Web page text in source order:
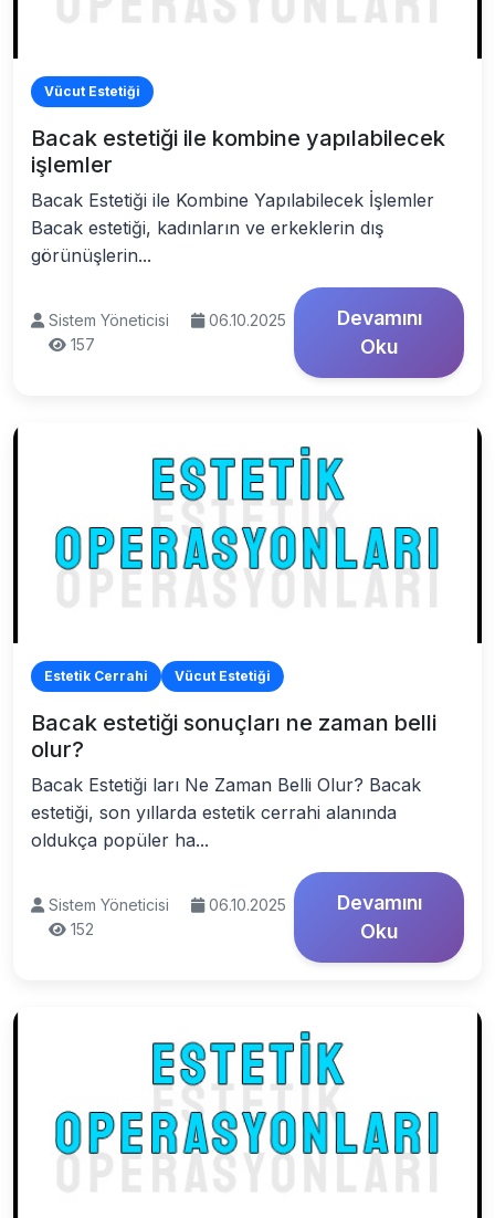
Vücut Estetiği
Bacak estetiği ile kombine yapılabilecek
işlemler
Bacak Estetiği ile Kombine Yapılabilecek İşlemler
Bacak estetiği, kadınların ve erkeklerin dış
görünüşlerin...
Sistem Yöneticisi
06.10.2025
157
Devamını
Oku
Estetik Cerrahi Vücut Estetiği
Bacak estetiği sonuçları ne zaman belli
olur?
Bacak Estetiği ları Ne Zaman Belli Olur? Bacak
estetiği, son yıllarda estetik cerrahi alanında
oldukça popüler ha...
Sistem Yöneticisi
06.10.2025
152
Devamını
Oku